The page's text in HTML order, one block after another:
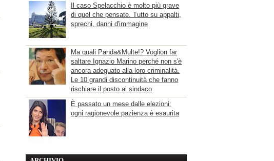
Il caso Spelacchio è molto più grave
di quel che pensate. Tutto su appalti,
sprechi, danni d'immagine
Ma quali Panda&Multe!? Voglion far
saltare Ignazio Marino perché non s'è
ancora adeguato alla loro criminalità.
Le 10 grandi discontinuità che fanno
rischiare il posto al sindaco
È passato un mese dalle elezioni:
ogni ragionevole pazienza è esaurita